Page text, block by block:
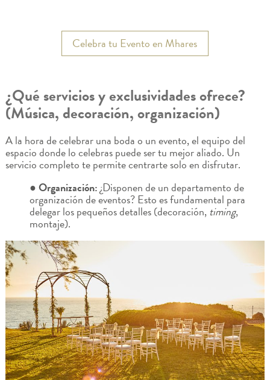
Celebra tu Evento en Mhares
¿Qué servicios y exclusividades ofrece?
(Música, decoración, organización)
A la hora de celebrar una boda o un evento, el equipo del
espacio donde lo celebras puede ser tu mejor aliado. Un
servicio completo te permite centrarte solo en disfrutar.
● Organización:¿Disponen de un departamento de
organización de eventos? Esto es fundamental para
delegar los pequeños detalles (decoración, timing,
montaje).